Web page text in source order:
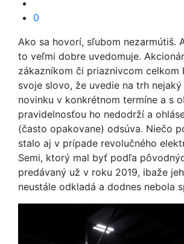
0
Ako sa hovorí, sľubom nezarmútiš.
to veľmi dobre uvedomuje.
zákazníkom či priaznivcom celkom
svoje slovo, že uvedie na trh
novinku v konkrétnom termíne a s
pravidelnosťou ho nedodrží a
(často opakovane) odsúva. Niečo
stalo aj v prípade revolučného
Semi, ktorý mal byť podľa
predávaný už v roku 2019, ibaže
neustále odkladá a dodnes nebola